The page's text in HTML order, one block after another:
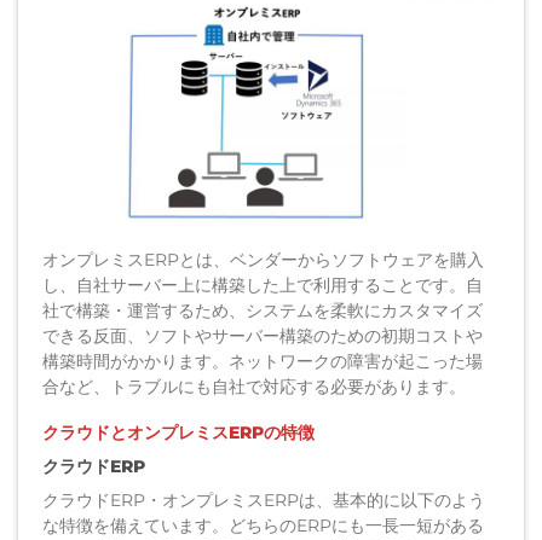
オンプレミスERPとは、ベンダーからソフトウェアを購入
し、自社サーバー上に構築した上で利用することです。自
社で構築・運営するため、システムを柔軟にカスタマイズ
できる反面、ソフトやサーバー構築のための初期コストや
構築時間がかかります。ネットワークの障害が起こった場
合など、トラブルにも自社で対応する必要があります。
クラウドとオンプレミスERPの特徴
クラウドERP
クラウドERP・オンプレミスERPは、基本的に以下のよう
な特徴を備えています。どちらのERPにも一長一短がある